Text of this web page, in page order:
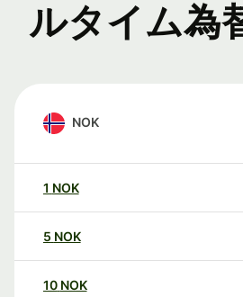
ルタイム為
NOK
1 NOK
5 NOK
10 NOK